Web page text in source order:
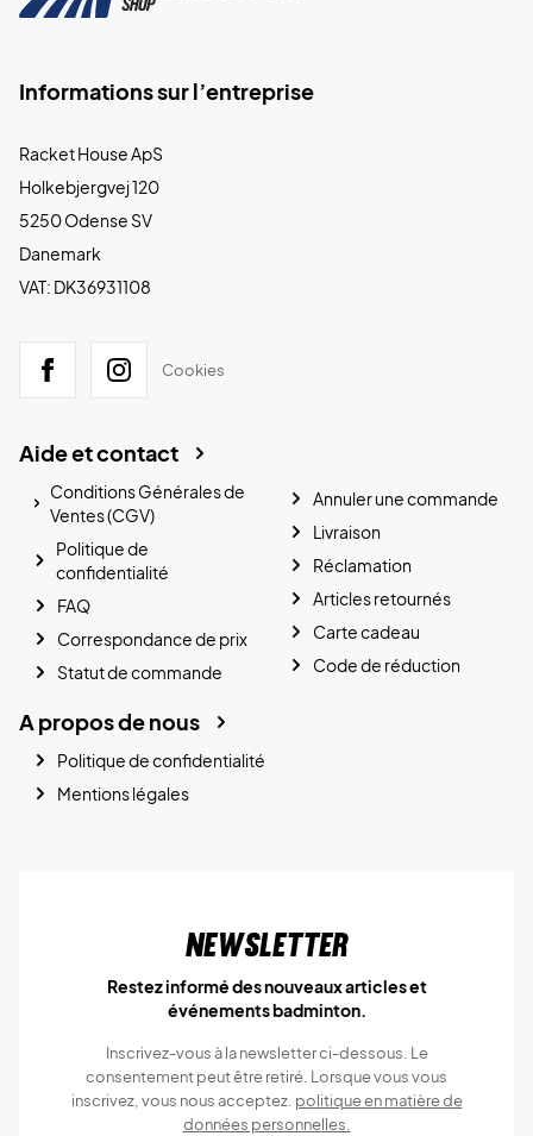
Informations sur l’entreprise
Racket House ApS
Holkebjergvej 120
5250 Odense SV
Danemark
VAT: DK36931108
Cookies
Aide et contact
Conditions Générales de
Ventes (CGV)
Politique de
confidentialité
FAQ
Correspondance de prix
Statut de commande
Annuler une commande
Livraison
Réclamation
Articles retournés
Carte cadeau
Code de réduction
A propos de nous
Politique de confidentialité
Mentions légales
Newsletter
Restez informé des nouveaux articles et
événements badminton.
Inscrivez-vous à la newsletter ci-dessous. Le
consentement peut être retiré. Lorsque vous vous
inscrivez, vous nous acceptez. politique en matière de
données personnelles.